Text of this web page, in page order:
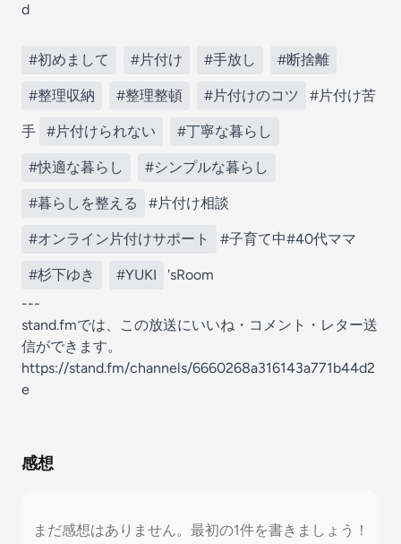
d
#初めまして #片付け #手放し #断捨離
#整理収納 #整理整頓 #片付けのコツ #片付け苦
手 #片付けられない #丁寧な暮らし
#快適な暮らし #シンプルな暮らし
#暮らしを整える #片付け相談
#オンライン片付けサポート #子育て中#40代ママ
#杉下ゆき #YUKI
'sRoom
---
stand.fmでは、この放送にいいね・コメント・レター送
信ができます。
https://stand.fm/channels/6660268a316143a771b44d2
e
感想
まだ感想はありません。最初の1件を書きましょう！